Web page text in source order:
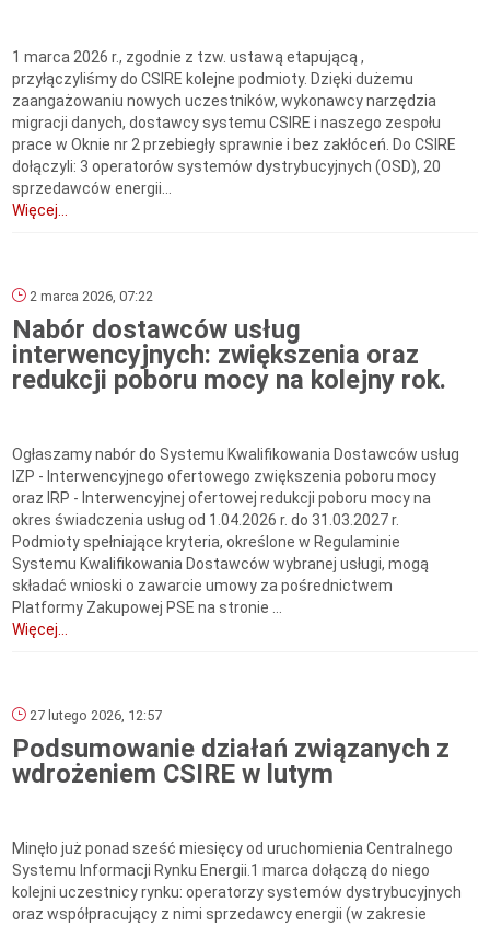
1 marca 2026 r., zgodnie z tzw. ustawą etapującą ,
przyłączyliśmy do CSIRE kolejne podmioty. Dzięki dużemu
zaangażowaniu nowych uczestników, wykonawcy narzędzia
migracji danych, dostawcy systemu CSIRE i naszego zespołu
prace w Oknie nr 2 przebiegły sprawnie i bez zakłóceń. Do CSIRE
dołączyli: 3 operatorów systemów dystrybucyjnych (OSD), 20
sprzedawców energii...
Więcej...
2 marca 2026, 07:22
Nabór dostawców usług
interwencyjnych: zwiększenia oraz
redukcji poboru mocy na kolejny rok.
Ogłaszamy nabór do Systemu Kwalifikowania Dostawców usług
IZP - Interwencyjnego ofertowego zwiększenia poboru mocy
oraz IRP - Interwencyjnej ofertowej redukcji poboru mocy na
okres świadczenia usług od 1.04.2026 r. do 31.03.2027 r.
Podmioty spełniające kryteria, określone w Regulaminie
Systemu Kwalifikowania Dostawców wybranej usługi, mogą
składać wnioski o zawarcie umowy za pośrednictwem
Platformy Zakupowej PSE na stronie ...
Więcej...
27 lutego 2026, 12:57
Podsumowanie działań związanych z
wdrożeniem CSIRE w lutym
Minęło już ponad sześć miesięcy od uruchomienia Centralnego
Systemu Informacji Rynku Energii.1 marca dołączą do niego
kolejni uczestnicy rynku: operatorzy systemów dystrybucyjnych
oraz współpracujący z nimi sprzedawcy energii (w zakresie